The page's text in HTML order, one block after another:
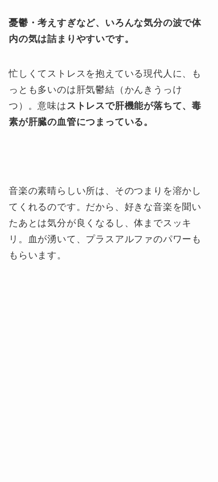
憂鬱・考えすぎなど、いろんな気分の波で体
内の気は詰まりやすいです。
忙しくてストレスを抱えている現代人に、も
っとも多いのは肝気鬱結（かんきうっけ
つ）。意味はストレスで肝機能が落ちて、毒
素が肝臓の血管につまっている。
音楽の素晴らしい所は、そのつまりを溶かし
てくれるのです。だから、好きな音楽を聞い
たあとは気分が良くなるし、体までスッキ
リ。血が湧いて、プラスアルファのパワーも
もらいます。